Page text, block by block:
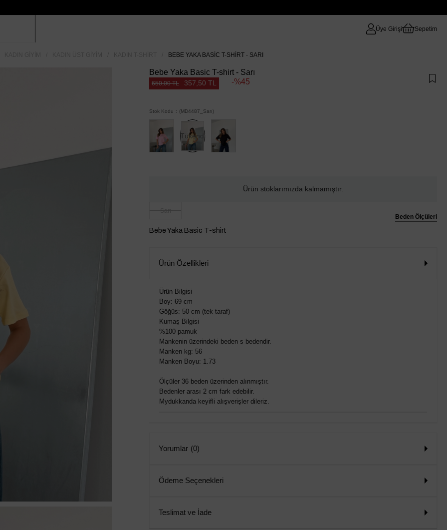
Üye Girişi Sepetim
BEBE YAKA BASIC T-SHIRT - SARI
Bebe Yaka Basic T-shirt - Sarı
650,00 TL 357,50 TL 45
Stok Kodu (MD4487_Sarı)
Tükendi
Ürün stoklarımızda kalmamıştır.
Beden Ölçüleri
Bebe Yaka Basic T-shirt
Ürün Özellikleri
Ürün Bilgisi
Boy: 69 cm
Göğüs: 50 cm (tek taraf)
Kumaş Bilgisi
%100 pamuk
Mankenin üzerindeki beden s bedendir.
Manken kg: 56
Manken Boyu: 1.73
Ölçüler 36 beden üzerinden alınmıştır.
Bedenler arası 2 cm fark edebilir.
Mydukkanda keyifli alışverişler dileriz.
Yorumlar (0)
Ödeme Seçenekleri
Teslimat ve İade